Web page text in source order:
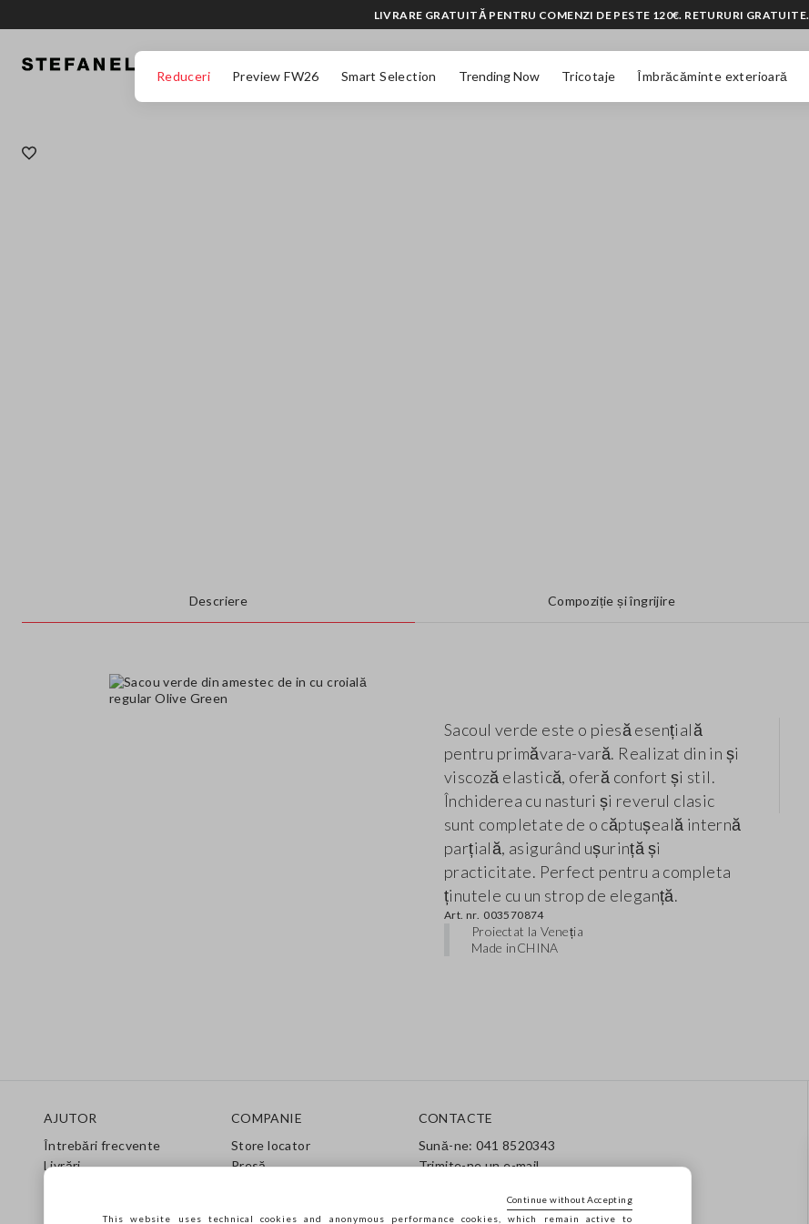
Reduceri Preview FW26 Smart Selection Trending Now Tricotaje Îmbrăcăminte exterioară
LIVRARE GRATUITĂ PENTRU COMENZI DE PESTE 120€. RETURURI GRATUITE.
Descriere Compoziție și îngrijire
Sacoul verde este o piesă esențială
pentru primăvara-vară. Realizat din in și
viscoză elastică, oferă confort și stil.
Închiderea cu nasturi și reverul clasic
sunt completate de o căptușeală internă
parțială, asigurând ușurință și
practicitate. Perfect pentru a completa
ținutele cu un strop de eleganță.
Art. nr. 003570874
Proiectat la Veneția
Made inCHINA
AJUTOR
Întrebări frecvente
Livrări
COMPANIE
Store locator
Presă
CONTACTE
Sună-ne: 041 8520343
Trimite-ne un e-mail
This website uses technical cookies and anonymous performance cookies, which remain active to
Continue without Accepting